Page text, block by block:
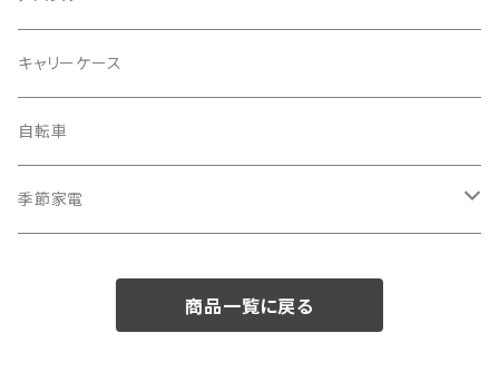
掃除機
電動モップ
カーペットクリーナー
AV機器
シュレッダー
バッグ
メンズ
レディース
キャリーケース
自転車
季節家電
サーキュレーター
商品一覧に戻る